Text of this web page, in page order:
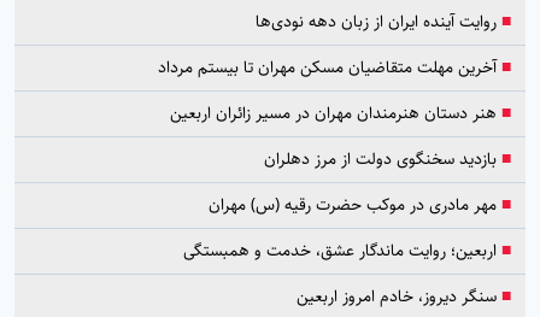
■روایت آینده ایران از زبان دهه نودی‌ها
■آخرین مهلت متقاضیان مسکن مهران تا بیستم مرداد
■ هنر دستان هنرمندان مهران در مسیر زائران اربعین
■بازدید سخنگوی دولت از مرز دهلران
■مهر مادری در موکب حضرت رقیه (س) مهران
■ اربعین؛ روایت ماندگار عشق، خدمت و همبستگی
■سنگر دیروز، خادم امروز اربعین